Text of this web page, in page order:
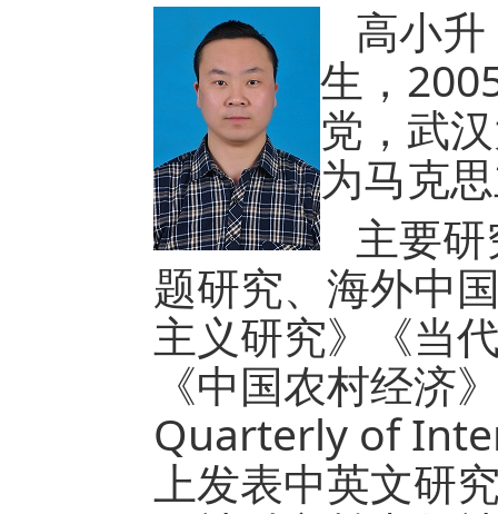
高小
生，
党，武
为马克
主要
题研究、海外中
主义研究》《当
《中国农村经济
Quarterly of
上发表中英文研